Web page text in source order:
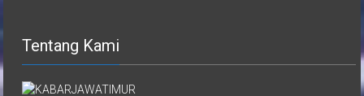
Tentang Kami